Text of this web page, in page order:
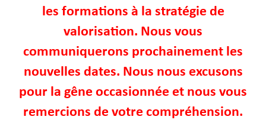
les formations à la stratégie de
valorisation. Nous vous
communiquerons prochainement les
nouvelles dates. Nous nous excusons
pour la gêne occasionnée et nous vous
remercions de votre compréhension.